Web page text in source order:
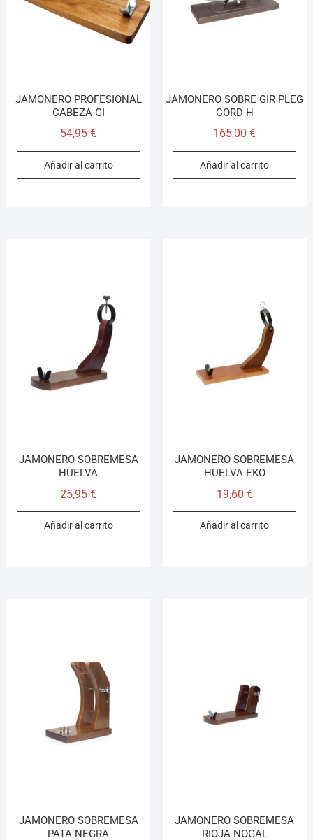
JAMONERO PROFESIONAL
CABEZA GI
54,95€
Añadir al carrito
JAMONERO SOBRE GIR PLEG
CORD H
165,00€
Añadir al carrito
JAMONERO SOBREMESA
HUELVA
25,95€
Añadir al carrito
JAMONERO SOBREMESA
HUELVA EKO
19,60 €
Añadir al carrito
JAMONERO SOBREMESA
PATA NEGRA
JAMONERO SOBREMESA
RIOJA NOGAL